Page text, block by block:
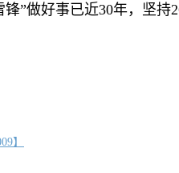
做好事已近30年，坚持
】